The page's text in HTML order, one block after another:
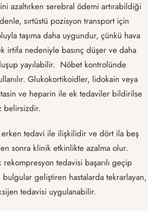
azaltırken serebral ödemi artırabildiği
sırtüstü pozisyon transport için
taşıma daha uygundur, çünkü hava
irtifa nedeniyle basınç düşer ve daha
yayılabilir. Nöbet kontrolünde
Glukokortikoidler, lidokain veya
ve heparin ile ek tedaviler bildirilse
belirsizdir.
tedavi ile ilişkilidir ve dört ila beş
sonra klinik etkinlikte azalma olur.
tedavisi başarılı geçip
bulgular geliştiren hastalarda tekrarlayan,
tedavisi uygulanabilir.